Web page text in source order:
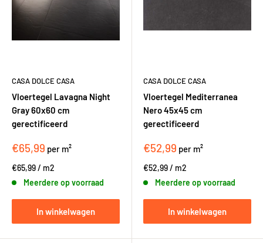
CASA DOLCE CASA
Vloertegel Lavagna Night
Gray 60x60 cm
gerectificeerd
€65,99 per m²
€65,99/ m2
Meerdere op voorraad
In winkelwagen
CASA DOLCE CASA
Vloertegel Mediterranea
Nero 45x45 cm
gerectificeerd
€52,99 per m²
€52,99/ m2
Meerdere op voorraad
In winkelwagen